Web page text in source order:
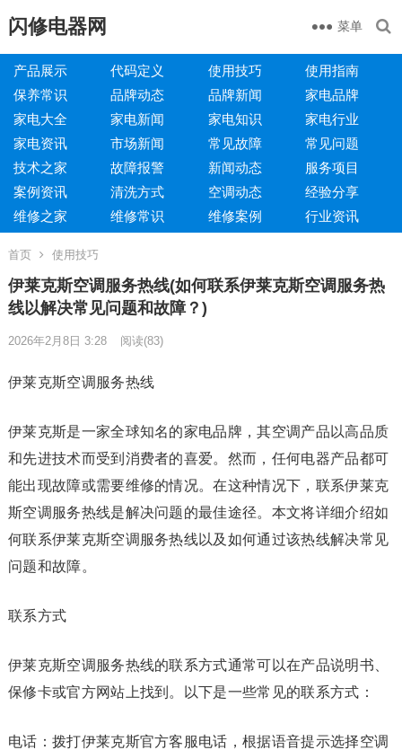
闪修电器网 菜单
产品展示 代码定义 使用技巧
使用指南
保养常识
品牌动态 品牌新闻
家电品牌
家电大全
家电新闻 家电知识
家电行业
家电资讯
市场新闻 常见故障
常见问题
技术之家
故障报警 新闻动态
服务项目
案例资讯
清洗方式 空调动态
经验分享
维修之家
维修常识 维修案例 行业资讯
首页 使用技巧
伊莱克斯空调服务热线(如何联系伊莱克斯空调服务热
线以解决常见问题和故障？)
2026年2月8日 3:28 阅读(83)
伊莱克斯空调服务热线
伊莱克斯是一家全球知名的家电品牌，其空调产品以高品质
和先进技术而受到消费者的喜爱。然而，任何电器产品都可
能出现故障或需要维修的情况。在这种情况下，联系伊莱克
斯空调服务热线是解决问题的最佳途径。本文将详细介绍如
何联系伊莱克斯空调服务热线以及如何通过该热线解决常见
问题和故障。
联系方式
伊莱克斯空调服务热线的联系方式通常可以在产品说明书、
保修卡或官方网站上找到。以下是一些常见的联系方式：
电话：拨打伊莱克斯官方客服电话，根据语音提示选择空调